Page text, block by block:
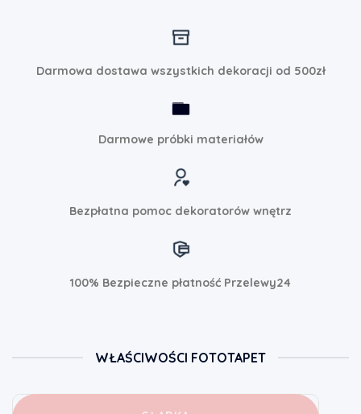
Darmowa dostawa wszystkich dekoracji od 500zł
Darmowe próbki materiałów
Bezpłatna pomoc dekoratorów wnętrz
100% Bezpieczne płatność Przelewy24
WŁAŚCIWOŚCI FOTOTAPET